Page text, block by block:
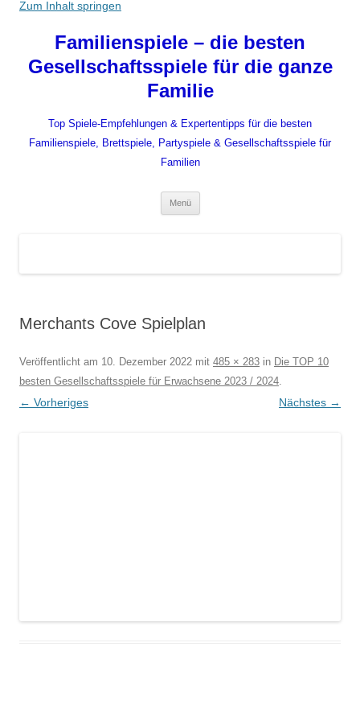
Zum Inhalt springen
Familienspiele – die besten
Gesellschaftsspiele für die ganze
Familie
Top Spiele-Empfehlungen & Expertentipps für die besten
Familienspiele, Brettspiele, Partyspiele & Gesellschaftsspiele für
Familien
Menü
Merchants Cove Spielplan
Veröffentlicht am 10. Dezember 2022 mit 485 × 283 in Die TOP 10
besten Gesellschaftsspiele für Erwachsene 2023 / 2024.
← Vorheriges Nächstes →